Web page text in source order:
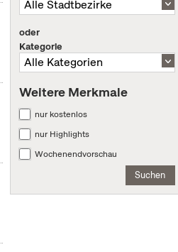
oder
Kategorie
Weitere Merkmale
nur kostenlos
nur Highlights
Wochenendvorschau
Suchen